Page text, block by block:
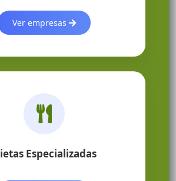
Ver empresas
Especializadas